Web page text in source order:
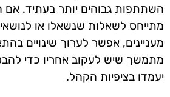
השתתפות גבוהים יותר בעתיד.
מתייחס לשאלות שנשאלו או
מעניינים, אפשר לערוך שינויים
מתמשך שיש לעקוב אחריו כדי
יעמדו בציפיות הקהל.